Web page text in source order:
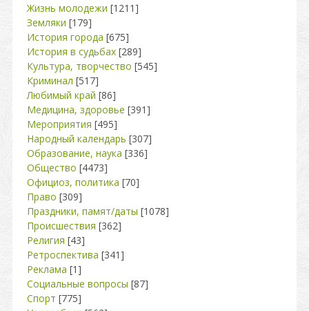
Жизнь молодежи [1211]
Земляки [179]
История города [675]
История в судьбах [289]
Культура, творчество [545]
Криминал [517]
Любимый край [86]
Медицина, здоровье [391]
Мероприятия [495]
Народный календарь [307]
Образование, наука [336]
Общество [4473]
Официоз, политика [70]
Право [309]
Праздники, памят/даты [1078]
Происшествия [362]
Религия [43]
Ретроспектива [341]
Реклама [1]
Социальные вопросы [87]
Спорт [775]